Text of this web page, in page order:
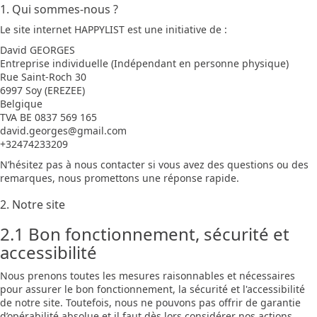
1. Qui sommes-nous ?
Le site internet HAPPYLIST est une initiative de :
David GEORGES
Entreprise individuelle (Indépendant en personne physique)
Rue Saint-Roch 30
6997 Soy (EREZEE)
Belgique
TVA BE 0837 569 165
david.georges@gmail.com
+32474233209
N’hésitez pas à nous contacter si vous avez des questions ou des
remarques, nous promettons une réponse rapide.
2. Notre site
2.1 Bon fonctionnement, sécurité et
accessibilité
Nous prenons toutes les mesures raisonnables et nécessaires
pour assurer le bon fonctionnement, la sécurité et l'accessibilité
de notre site. Toutefois, nous ne pouvons pas offrir de garantie